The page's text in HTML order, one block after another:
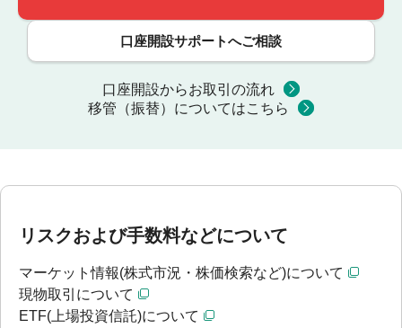
口座開設サポートへご相談
口座開設からお取引の流れ
移管（振替）についてはこちら
リスクおよび手数料などについて
マーケット情報(株式市況・株価検索など)について
現物取引について
ETF(上場投資信託)について